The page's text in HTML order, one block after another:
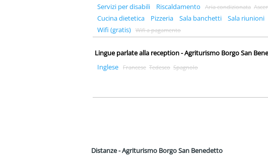
Servizi per disabili
Riscaldamento Aria condizionata
Cucina dietetica
Pizzeria Sala banchetti Sala riunioni
Wifi (gratis) Wifi a pagamento
Lingue parlate alla reception - Agriturismo Borgo San
Inglese Francese Tedesco Spagnolo
Distanze - Agriturismo Borgo San Benedetto